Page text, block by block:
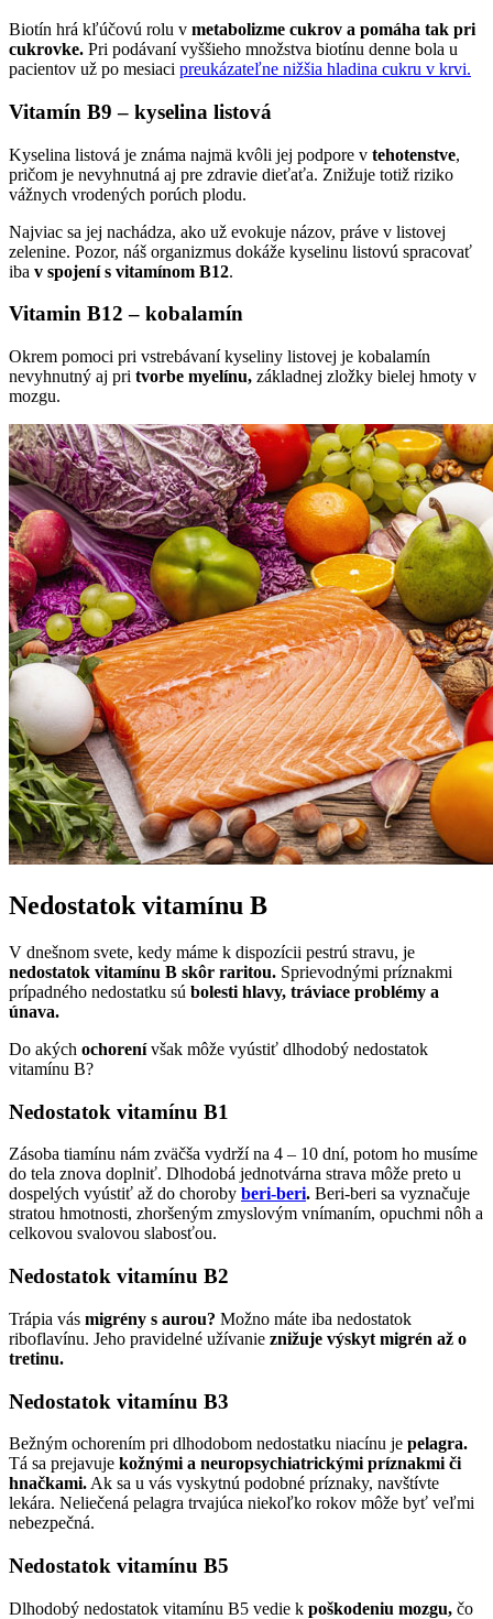
Biotín hrá kľúčovú rolu v metabolizme cukrov a pomáha tak pri
cukrovke. Pri podávaní vyššieho množstva biotínu denne bola u
pacientov už po mesiaci preukázateľne nižšia hladina cukru v krvi.
Vitamín B9 – kyselina listová
Kyselina listová je známa najmä kvôli jej podpore v tehotenstve,
pričom je nevyhnutná aj pre zdravie dieťaťa. Znižuje totiž riziko
vážnych vrodených porúch plodu.
Najviac sa jej nachádza, ako už evokuje názov, práve v listovej
zelenine. Pozor, náš organizmus dokáže kyselinu listovú spracovať
iba v spojení s vitamínom B12.
Vitamin B12 – kobalamín
Okrem pomoci pri vstrebávaní kyseliny listovej je kobalamín
nevyhnutný aj pri tvorbe myelínu, základnej zložky bielej hmoty v
mozgu.
Nedostatok vitamínu B
V dnešnom svete, kedy máme k dispozícii pestrú stravu, je
nedostatok vitamínu B skôr raritou. Sprievodnými príznakmi
prípadného nedostatku sú bolesti hlavy, tráviace problémy a
únava.
Do akých ochorenívšak môže vyústiť dlhodobý nedostatok
vitamínu B?
Nedostatok vitamínu B1
Zásoba tiamínu nám zväčša vydrží na 4 – 10 dní, potom ho musíme
do tela znova doplniť. Dlhodobá jednotvárna strava môže preto u
dospelých vyústiť až do choroby beri-beri. Beri-beri sa vyznačuje
stratou hmotnosti, zhoršeným zmyslovým vnímaním, opuchmi nôh a
celkovou svalovou slabosťou.
Nedostatok vitamínu B2
Trápia vás migrény s aurou? Možno máte iba nedostatok
riboflavínu. Jeho pravidelné užívanie znižuje výskyt migrén až o
tretinu.
Nedostatok vitamínu B3
Bežným ochorením pri dlhodobom nedostatku niacínu je pelagra.
Tá sa prejavuje kožnými a neuropsychiatrickými príznakmi či
hnačkami. Ak sa u vás vyskytnú podobné príznaky, navštívte
lekára. Neliečená pelagra trvajúca niekoľko rokov môže byť veľmi
nebezpečná.
Nedostatok vitamínu B5
Dlhodobý nedostatok vitamínu B5 vedie k poškodeniu mozgu, čo